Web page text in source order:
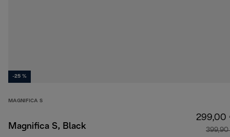
-25 %
MAGNIFICA S
Magnifica S, Black
299,00